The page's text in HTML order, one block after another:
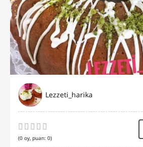
Lezzeti_harika
(0 oy, puan: 0)